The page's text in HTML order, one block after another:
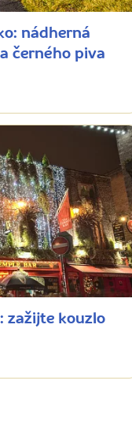
nádherná
černého piva
zažijte kouzlo